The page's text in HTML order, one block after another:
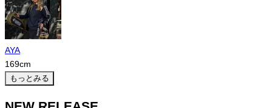
AYA
169cm
もっとみる